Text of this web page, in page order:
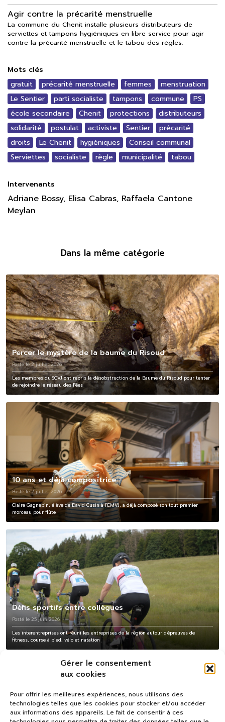
Gérer le consentement
aux cookies
Pour offrir les meilleures expériences, nous utilisons des
technologies telles que les cookies pour stocker et/ou accéder
aux informations des appareils. Le fait de consentir à ces
Agir contre la précarité menstruelle
La commune du Chenit installe plusieurs distributeurs de
serviettes et tampons hygiéniques en libre service pour agir
contre la précarité menstruelle et le tabou des règles.
Mots clés
gratuit précarité menstruelle femmes
menstruation
Le Sentier
parti socialiste tampons commune
PS
école secondaire
Chenit protections
distributeurs
solidarité
postulat activiste Sentier
précarité
droits
Le Chenit hygiéniques
Conseil communal
Serviettes
socialiste règle municipalité tabou
Intervenants
Adriane Bossy, Elisa Cabras, Raffaela Cantone
Meylan
Dans la même catégorie
Percer le mystère de la baume du Risoud
Posté le 2 juillet 2026
Les membres du SCVJ ont repris la désobstruction de la Baume du Risoud pour tenter
de rejoindre le réseau des Fées
10 ans et déjà compositrice
Posté le 2 juillet 2026
Claire Gagnebin, élève de David Cusin à l'EMVJ, a déjà composé son tout premier
morceau pour flûte
Défis sportifs entre collègues
Posté le 25 juin 2026
Les interentreprises ont réuni les entreprises de la région autour d'épreuves de
fitness, course à pied, vélo et natation